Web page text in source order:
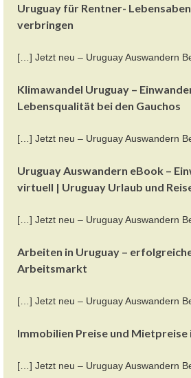
Uruguay für Rentner-
verbringen
[…] Jetzt neu – Uruguay Auswandern
Klimawandel Uruguay –
Lebensqualität bei den Gauchos
[…] Jetzt neu – Uruguay Auswandern
Uruguay Auswandern eBook –
virtuell | Uruguay Urlaub und
[…] Jetzt neu – Uruguay Auswandern
Arbeiten in Uruguay –
Arbeitsmarkt
[…] Jetzt neu – Uruguay Auswandern
Immobilien Preise und Mietpreise
[…] Jetzt neu – Uruguay Auswandern